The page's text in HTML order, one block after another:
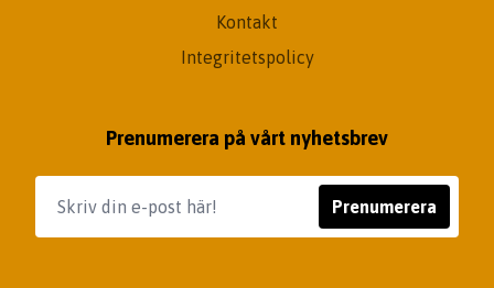
Kontakt
Integritetspolicy
Prenumerera på vårt nyhetsbrev
Prenumerera